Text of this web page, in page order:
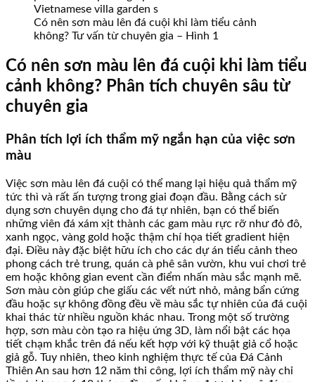
Có nên sơn màu lên đá cuội khi làm tiểu cảnh
không? Tư vấn từ chuyên gia – Hình 1
Có nên sơn màu lên đá cuội khi làm tiểu
cảnh không? Phân tích chuyên sâu từ
chuyên gia
Phân tích lợi ích thẩm mỹ ngắn hạn của việc sơn
màu
Việc sơn màu lên đá cuội có thể mang lại hiệu quả thẩm mỹ
tức thì và rất ấn tượng trong giai đoạn đầu. Bằng cách sử
dụng sơn chuyên dụng cho đá tự nhiên, bạn có thể biến
những viên đá xám xịt thành các gam màu rực rỡ như đỏ đô,
xanh ngọc, vàng gold hoặc thậm chí họa tiết gradient hiện
đại. Điều này đặc biệt hữu ích cho các dự án tiểu cảnh theo
phong cách trẻ trung, quán cà phê sân vườn, khu vui chơi trẻ
em hoặc không gian event cần điểm nhấn màu sắc mạnh mẽ.
Sơn màu còn giúp che giấu các vết nứt nhỏ, mảng bẩn cứng
đầu hoặc sự không đồng đều về màu sắc tự nhiên của đá cuội
khai thác từ nhiều nguồn khác nhau. Trong một số trường
hợp, sơn màu còn tạo ra hiệu ứng 3D, làm nổi bật các họa
tiết chạm khắc trên đá nếu kết hợp với kỹ thuật giả cổ hoặc
giả gỗ. Tuy nhiên, theo kinh nghiệm thực tế của Đá Cảnh
Thiên An sau hơn 12 năm thi công, lợi ích thẩm mỹ này chỉ